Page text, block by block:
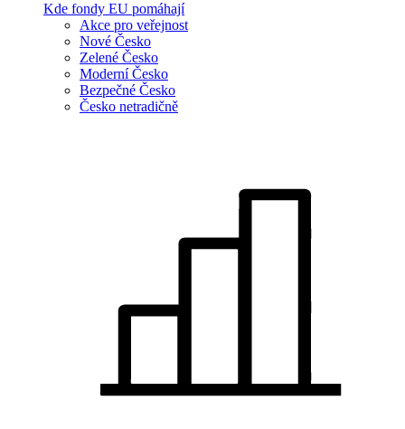
Kde fondy EU pomáhají
Akce pro veřejnost
Nové Česko
Zelené Česko
Moderní Česko
Bezpečné Česko
Česko netradičně